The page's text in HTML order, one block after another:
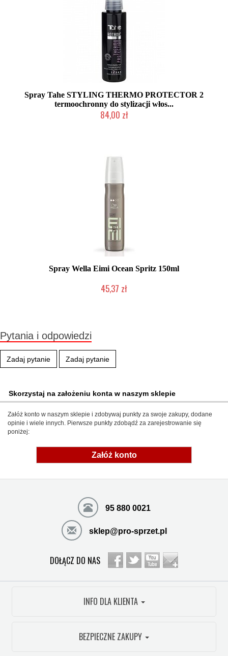
Spray Tahe STYLING THERMO PROTECTOR 2
termoochronny do stylizacji włos...
84,00 zł
Spray Wella Eimi Ocean Spritz 150ml
45,37 zł
Pytania i odpowiedzi
Zadaj pytanie Zadaj pytanie
Skorzystaj na założeniu konta w naszym sklepie
Załóż konto w naszym sklepie i zdobywaj punkty za swoje zakupy, dodane
opinie i wiele innych. Pierwsze punkty zdobądź za zarejestrowanie się
poniżej:
Załóż konto
95 880 0021
sklep@pro-sprzet.pl
DOŁĄCZ DO NAS
INFO DLA KLIENTA
BEZPIECZNE ZAKUPY